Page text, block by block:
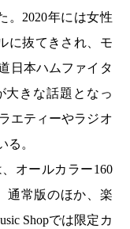
。2020年には女性
に抜てきされ、モ
日本ハムファイタ
大きな話題となっ
エティーやラジオ
る。
オールカラー160
通常版のほか、楽
Shopでは限定カ